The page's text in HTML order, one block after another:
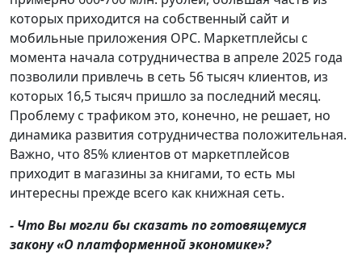
которых приходится на собственный сайт и
мобильные приложения ОРС. Маркетплейсы с
момента начала сотрудничества в апреле 2025 года
позволили привлечь в сеть 56 тысяч клиентов, из
которых 16,5 тысяч пришло за последний месяц.
Проблему с трафиком это, конечно, не решает, но
динамика развития сотрудничества положительная.
Важно, что 85% клиентов от маркетплейсов
приходит в магазины за книгами, то есть мы
интересны прежде всего как книжная сеть.
- Что Вы могли бы сказать по готовящемуся
закону «О платформенной экономике»?